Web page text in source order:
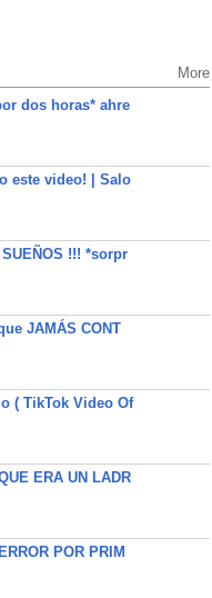
More
dos horas* ahre
este video! | Salo
!!! *sorpr
JAMÁS CONT
( TikTok Video Of
ERA UN LADR
POR PRIM